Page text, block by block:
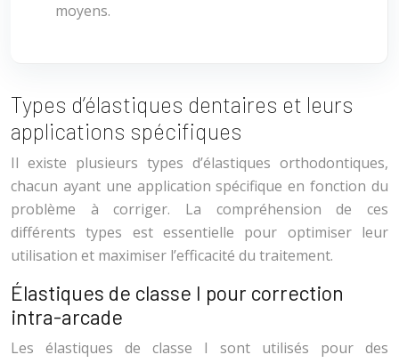
moyens.
Types d’élastiques dentaires et leurs
applications spécifiques
Il existe plusieurs types d’élastiques orthodontiques,
chacun ayant une application spécifique en fonction du
problème à corriger. La compréhension de ces
différents types est essentielle pour optimiser leur
utilisation et maximiser l’efficacité du traitement.
Élastiques de classe I pour correction
intra-arcade
Les élastiques de classe I sont utilisés pour des